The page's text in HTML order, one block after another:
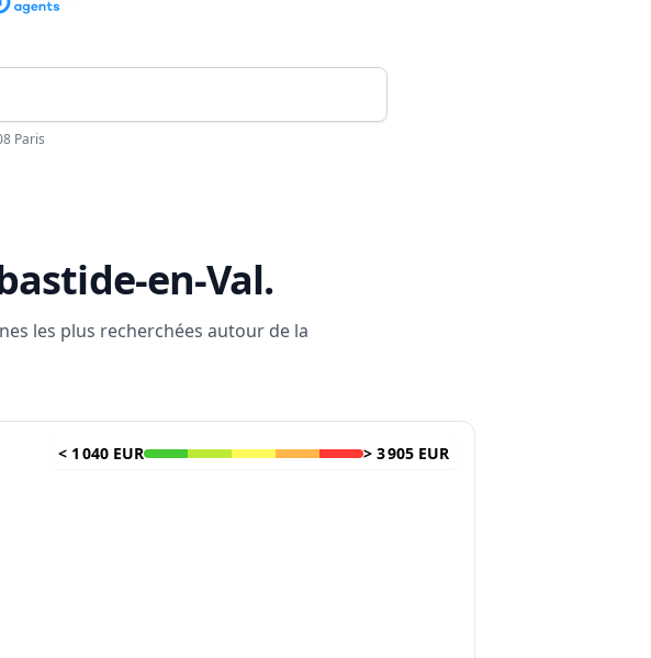
Paris
en-Val.
les plus recherchées autour de la
< 1 040 EUR > 3 905 EUR